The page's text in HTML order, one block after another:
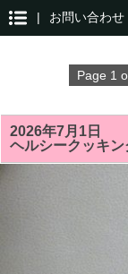
| お問い合わせ
Page 1
2026年7月1日
ヘルシークッキ